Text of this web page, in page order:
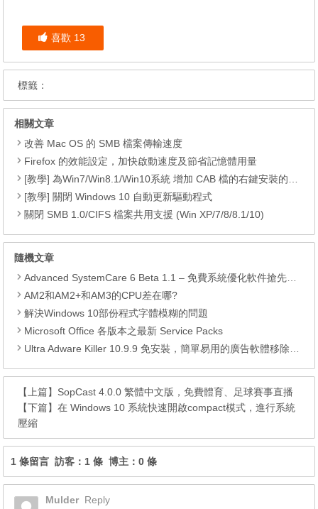
喜歡 13
標籤：
相關文章
改善 Mac OS 的 SMB 檔案傳輸速度
Firefox 的效能設定，加快啟動速度及節省記憶體用量
[教學] 為Win7/Win8.1/Win10系統 增加 CAB 檔的右鍵安裝的功能
[教學] 關閉 Windows 10 自動更新驅動程式
關閉 SMB 1.0/CIFS 檔案共用支援 (Win XP/7/8/8.1/10)
隨機文章
Advanced SystemCare 6 Beta 1.1 – 免費系統優化軟件搶先下載
AM2和AM2+和AM3的CPU差在哪?
解決Windows 10部份程式字體模糊的問題
Microsoft Office 各版本之最新 Service Packs
Ultra Adware Killer 10.9.9 免安裝，簡單易用的廣告軟體移除工具，移除首頁綁架、廣告軟體、工具列、搜尋引擎綁架
【上篇】 SopCast 4.0.0 繁體中文版，免費體育、足球賽事直播
【下篇】在 Windows 10 系統快​​速開啟comp​​act模式，進行系統
壓縮
1 條留言 訪客：1 條 博主：0 條
Mulder Reply